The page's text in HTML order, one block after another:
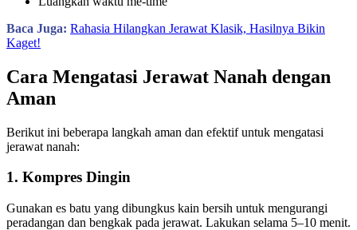
Baca Juga: Rahasia Hilangkan Jerawat Klasik, Hasilnya Bikin
Kaget!
Cara Mengatasi Jerawat Nanah dengan
Aman
Berikut ini beberapa langkah aman dan efektif untuk mengatasi
jerawat nanah:
1. Kompres Dingin
Gunakan es batu yang dibungkus kain bersih untuk mengurangi
peradangan dan bengkak pada jerawat. Lakukan selama 5–10 menit.